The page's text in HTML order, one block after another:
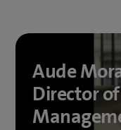
Aude
Director